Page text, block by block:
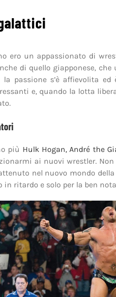
ero un appassionato di
di quello giapponese,
la passione s’è affievolita
e, quando la lotta
più Hulk Hogan, André the
ai nuovi wrestler.
nel nuovo mondo
in ritardo e solo per la ben